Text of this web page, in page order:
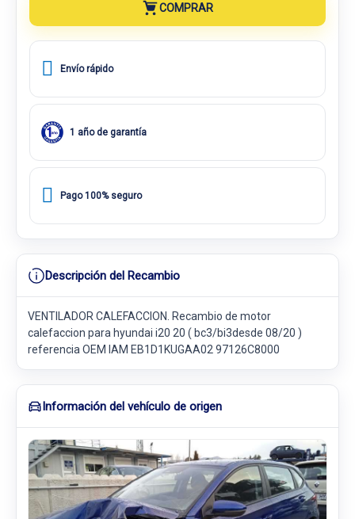
COMPRAR
Envío rápido
1 año de garantía
Pago 100% seguro
Descripción del Recambio
VENTILADOR CALEFACCION. Recambio de motor
calefaccion para hyundai i20 20 ( bc3/bi3desde 08/20 )
referencia OEM IAM EB1D1KUGAA02 97126C8000
Información del vehículo de origen